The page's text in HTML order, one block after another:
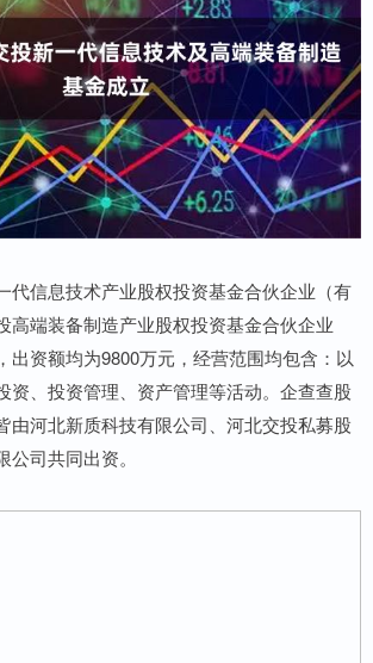
代信息技术产业股权投资基金合伙企业（有
高端装备制造产业股权投资基金合伙企业
出资额均为9800万元，经营范围均包含：以
资、投资管理、资产管理等活动。企查查股
由河北新质科技有限公司、河北交投私募股
司共同出资。